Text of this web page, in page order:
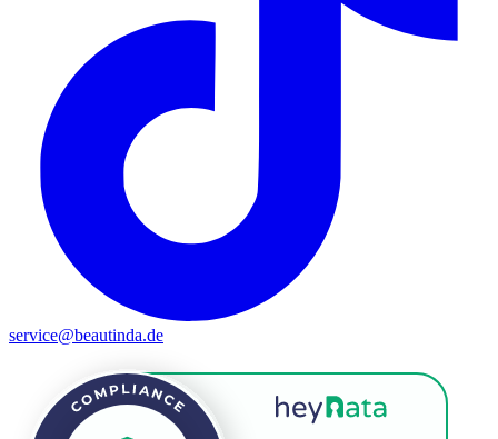
service@beautinda.de